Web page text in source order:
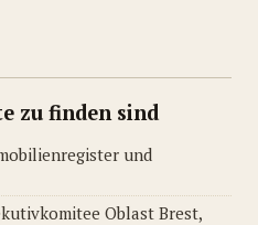
zu finden sind
und
Oblast Brest,